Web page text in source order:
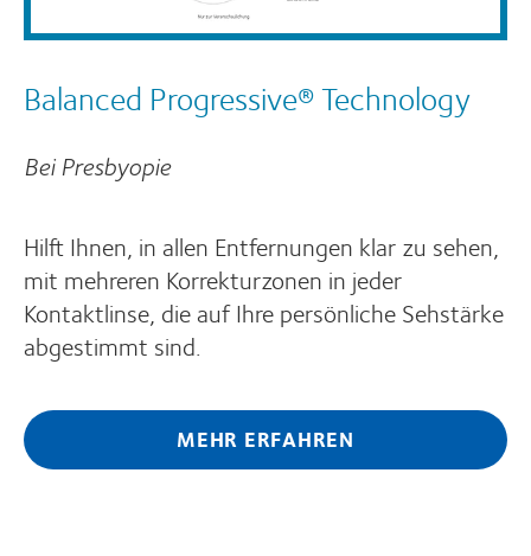
Balanced Progressive® Technology
Bei Presbyopie
Hilft Ihnen, in allen Entfernungen klar zu sehen,
mit mehreren Korrekturzonen in jeder
Kontaktlinse, die auf Ihre persönliche Sehstärke
abgestimmt sind.
MEHR ERFAHREN